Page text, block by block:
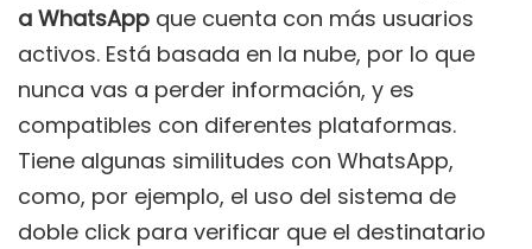
a WhatsApp que cuenta con más usuarios
activos. Está basada en la nube, por lo que
nunca vas a perder información, y es
compatibles con diferentes plataformas.
Tiene algunas similitudes con WhatsApp,
como, por ejemplo, el uso del sistema de
doble click para verificar que el destinatario